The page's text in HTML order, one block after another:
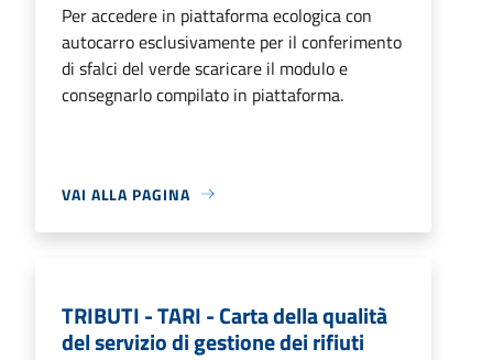
Per accedere in piattaforma ecologica con
autocarro esclusivamente per il conferimento
di sfalci del verde scaricare il modulo e
consegnarlo compilato in piattaforma.
VAI ALLA PAGINA
TRIBUTI - TARI - Carta della qualità
del servizio di gestione dei rifiuti